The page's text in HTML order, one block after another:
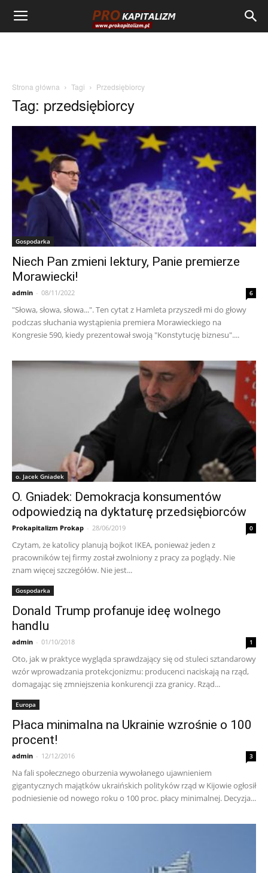
Strona główna Tagi Przedsiębiorcy
Tag: przedsiębiorcy
Gospodarka
Niech Pan zmieni lektury, Panie premierze
Morawiecki!
admin - 08/11/2022 6
"Słowa, słowa, słowa...". Ten cytat z Hamleta przyszedł mi do głowy
podczas słuchania wystąpienia premiera Morawieckiego na
Kongresie 590, kiedy prezentował swoją "Konstytucję biznesu"....
o. Jacek Gniadek
O. Gniadek: Demokracja konsumentów
odpowiedzią na dyktaturę przedsiębiorców
Prokapitalizm Prokap - 28/06/2019 0
Czytam, że katolicy planują bojkot IKEA, ponieważ jeden z
pracowników tej firmy został zwolniony z pracy za poglądy. Nie
znam więcej szczegółów. Nie jest...
Gospodarka
Donald Trump profanuje ideę wolnego
handlu
admin - 01/10/2018 1
Oto, jak w praktyce wygląda sprawdzający się od stuleci sztandarowy
wzór wprowadzania protekcjonizmu: producenci naciskają na rząd,
domagając się zmniejszenia konkurencji zza granicy. Rząd...
Europa
Płaca minimalna na Ukrainie wzrośnie o 100
procent!
admin - 12/12/2016 3
Na fali społecznego oburzenia wywołanego ujawnieniem
gigantycznych majątków ukraińskich polityków rząd w Kijowie ogłosił
podniesienie od nowego roku o 100 proc. płacy minimalnej. Decyzja...